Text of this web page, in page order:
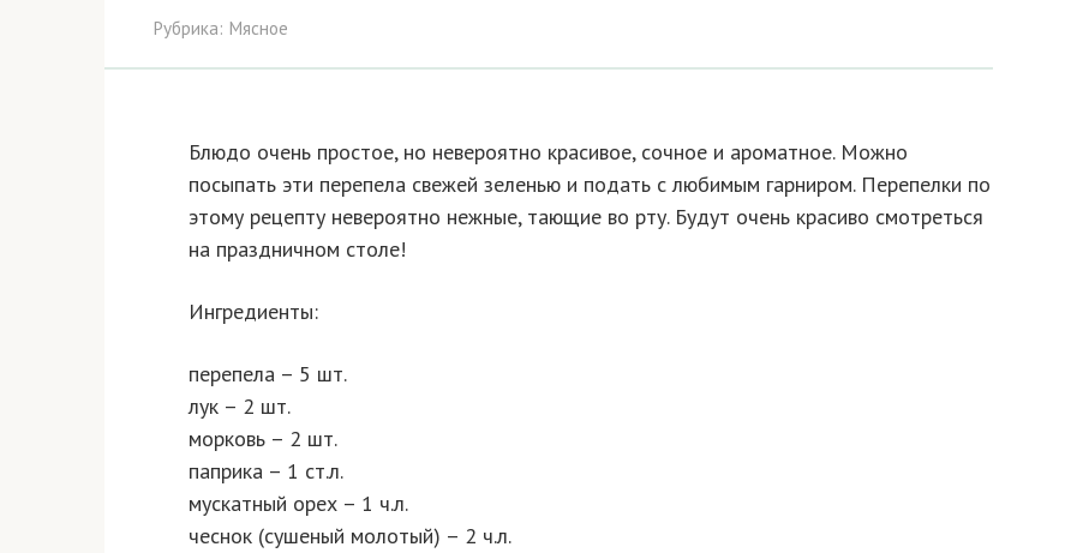
Рубрика: Мясное
Блюдо очень простое, но невероятно красивое, сочное и ароматное. Можно
посыпать эти перепела свежей зеленью и подать с любимым гарниром. Перепелки по
этому рецепту невероятно нежные, тающие во рту. Будут очень красиво смотреться
на праздничном столе!
Ингредиенты:
перепела – 5 шт.
лук – 2 шт.
морковь – 2 шт.
паприка – 1 ст.л.
мускатный орех – 1 ч.л.
чеснок (сушеный молотый) – 2 ч.л.